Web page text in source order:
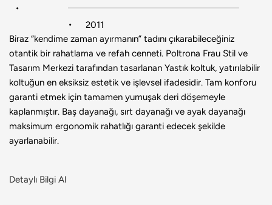
2011
Biraz “kendime zaman ayırmanın” tadını çıkarabileceğiniz
otantik bir rahatlama ve refah cenneti. Poltrona Frau Stil ve
Tasarım Merkezi tarafından tasarlanan Yastık koltuk, yatırılabilir
koltuğun en eksiksiz estetik ve işlevsel ifadesidir. Tam konforu
garanti etmek için tamamen yumuşak deri döşemeyle
kaplanmıştır. Baş dayanağı, sırt dayanağı ve ayak dayanağı
maksimum ergonomik rahatlığı garanti edecek şekilde
ayarlanabilir.
Detaylı Bilgi Al